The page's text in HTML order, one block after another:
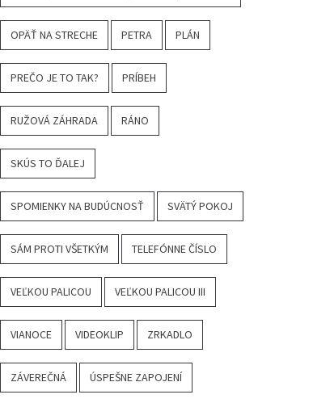
OPÄŤ NA STRECHE PETRA PLÁN
PREČO JE TO TAK? PRÍBEH
RUŽOVÁ ZÁHRADA RÁNO
SKÚS TO ĎALEJ
SPOMIENKY NA BUDÚCNOSŤ SVÄTÝ POKOJ
SÁM PROTI VŠETKÝM TELEFÓNNE ČÍSLO
VEĽKOU PALICOU VEĽKOU PALICOU III
VIANOCE VIDEOKLIP ZRKADLO
ZÁVEREČNÁ ÚSPEŠNE ZAPOJENÍ